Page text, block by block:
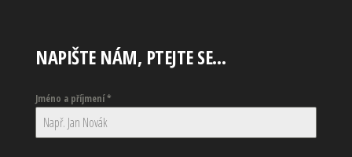
NAPIŠTE NÁM, PTEJTE SE…
Jméno a příjmení*